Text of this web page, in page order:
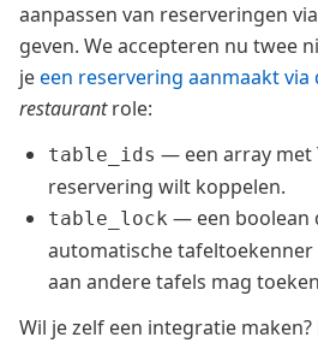
aanpassen van reserveringen
geven. We accepteren nu twee
jeeen reservering aanmaakt via
restaurantrole:
table_ids — een array met
reservering wilt koppelen.
table_lock — een boolean
automatische
aan andere tafels mag
Wil je zelf een integratie